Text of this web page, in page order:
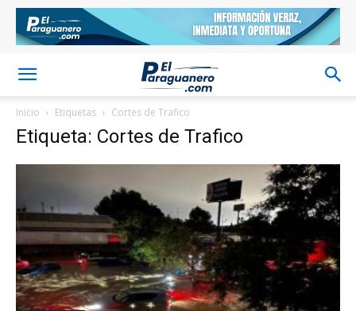
Inicio Etiquetas Cortes de Trafico
Etiqueta: Cortes de Trafico